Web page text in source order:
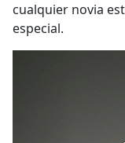
cualquier novia
especial.